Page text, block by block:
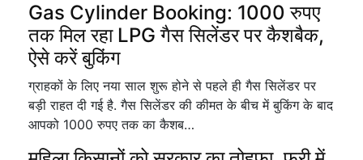
Gas Cylinder Booking: 1000 रुपए
तक मिल रहा LPG गैस सिलेंडर पर कैशबैक,
ऐसे करें बुकिंग
ग्राहकों के लिए नया साल शुरू होने से पहले ही गैस सिलेंडर पर
बड़ी राहत दी गई है. गैस सिलेंडर की कीमत के बीच में बुकिंग के बाद
आपको 1000 रुपए तक का कैशब…